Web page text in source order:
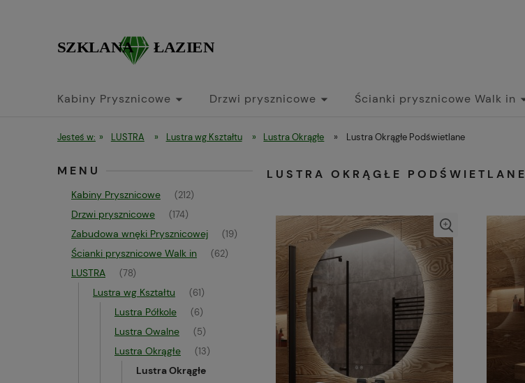
Kabiny Prysznicowe Drzwi prysznicowe Ścianki prysznicowe Walk in
Jesteś w: » LUSTRA » Lustra wg Kształtu » Lustra Okrągłe » Lustra Okrągłe Podświetlane
MENU
Kabiny Prysznicowe (212)
Drzwi prysznicowe (174)
Zabudowa wnęki Prysznicowej (19)
Ścianki prysznicowe Walk in (62)
LUSTRA (78)
Lustra wg Kształtu (61)
Lustra Półkole (6)
Lustra Owalne (5)
Lustra Okrągłe (13)
Lustra Okrągłe
LUSTRA OKRĄGŁE PODŚWIETLANE